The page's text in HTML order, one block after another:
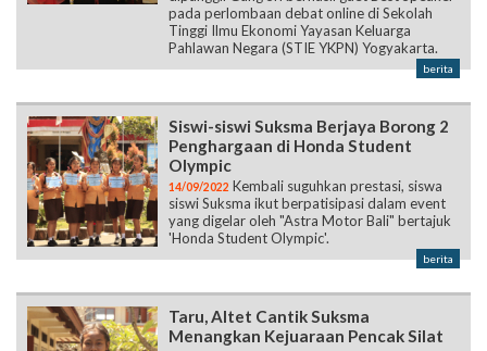
pada perlombaan debat online di Sekolah
Tinggi Ilmu Ekonomi Yayasan Keluarga
Pahlawan Negara (STIE YKPN) Yogyakarta.
berita
Siswi-siswi Suksma Berjaya Borong 2
Penghargaan di Honda Student
Olympic
14/09/2022 Kembali suguhkan prestasi, siswa
siswi Suksma ikut berpatisipasi dalam event
yang digelar oleh "Astra Motor Bali" bertajuk
'Honda Student Olympic'.
berita
Taru, Altet Cantik Suksma
Menangkan Kejuaraan Pencak Silat